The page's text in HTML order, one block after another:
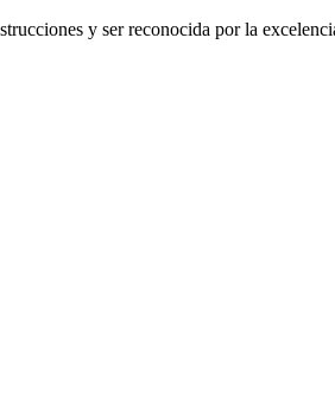
y ser reconocida por la